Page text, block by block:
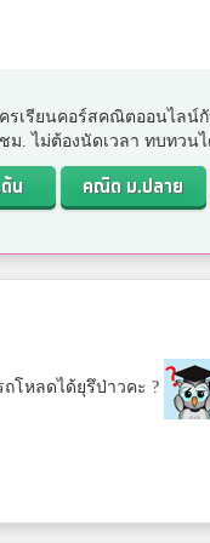
รเรียนคอร์สคณิตออนไล
ม. ไม่ต้องนัดเวลา ทบทว
น คณิต ม.ปลาย
โหลดได้ยุรึป่าวคะ ?